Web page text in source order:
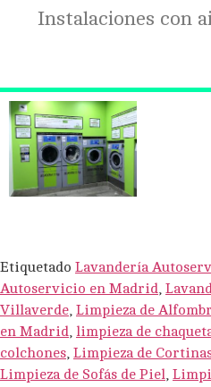
Instalaciones con
Etiquetado Lavandería
Autoservicio en Madrid,
Villaverde, Limpieza de
en Madrid, limpieza de
colchones, Limpieza de
Limpieza de Sofás de Piel,